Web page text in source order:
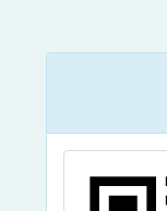
賽」
度全
坡錦
選